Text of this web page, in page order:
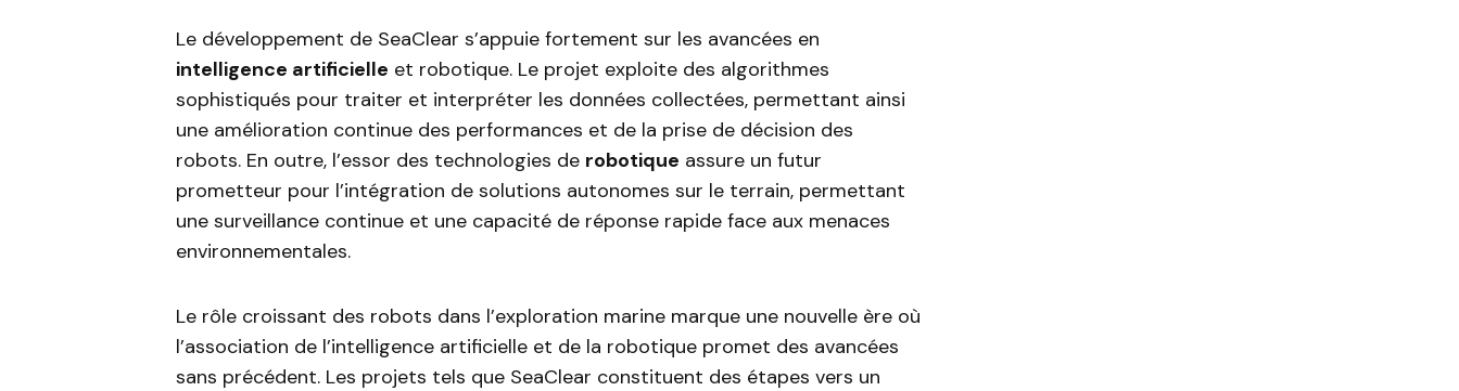
Le développement de SeaClear s’appuie fortement sur les avancées en
intelligence artificielle et robotique. Le projet exploite des algorithmes
sophistiqués pour traiter et interpréter les données collectées, permettant ainsi
une amélioration continue des performances et de la prise de décision des
robots. En outre, l’essor des technologies de robotique assure un futur
prometteur pour l’intégration de solutions autonomes sur le terrain, permettant
une surveillance continue et une capacité de réponse rapide face aux menaces
environnementales.
Le rôle croissant des robots dans l’exploration marine marque une nouvelle ère où
l’association de l’intelligence artificielle et de la robotique promet des avancées
sans précédent. Les projets tels que SeaClear constituent des étapes vers un